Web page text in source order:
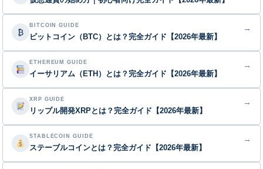
₿
BITCOIN GUIDE
ビットコイン（BTC）とは？完全ガイド【2026年最新】
→
ETHEREUM GUIDE
イーサリアム（ETH）とは？完全ガイド【2026年最新】
→
XRP GUIDE
リップル開発XRPとは？完全ガイド【2026年最新】
→
STABLECOIN GUIDE
ステーブルコインとは？完全ガイド【2026年最新】
→